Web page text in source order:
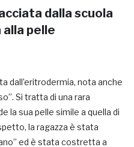
dalla scuola
pelle
dall’eritrodermia, nota anche
Si tratta di una rara
la sua pelle simile a quella di
la ragazza è stata
ed è stata costretta a